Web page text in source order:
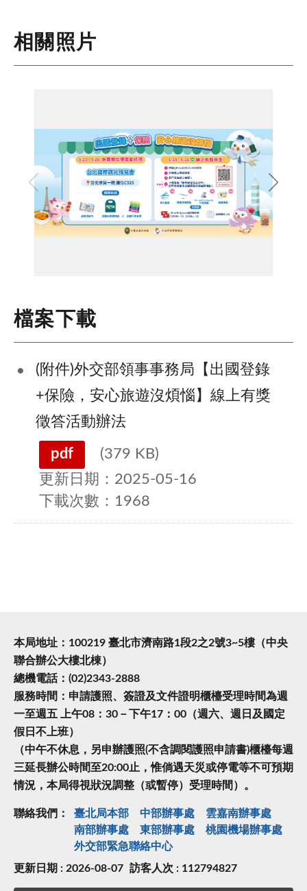
相關照片
檔案下載
(附件)外交部領事事務局【出國登錄
+保險，安心旅遊沒煩惱】線上有獎
徵答活動辦法
pdf
(379 KB)
更新日期：2025-05-16
下載次數：1968
本局地址：100219 臺北市濟南路1段2之2號3~5樓（中央
聯合辦公大樓北棟）
總機電話：(02)2343-2888
服務時間：申請護照、簽證及文件證明櫃檯受理時間為週
一至週五 上午08：30－下午17：00（週六、週日及國定
假日不上班）
（中午不休息，另申辦護照(不含調閱護照申請書)櫃檯每週
三延長辦公時間至20:00止，惟倘遇天災或停電等不可預期
情況，本局得視狀況調整（或暫停）受理時間）。
聯絡我們： 臺北局本部 中部辦事處
雲嘉南辦事處
南部辦事處
東部辦事處
桃園機場辦事處
外交部緊急聯絡中⼼
更新日期 : 2026-08-07 訪客人次 : 112794827